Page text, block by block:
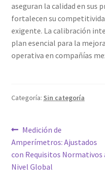
aseguran la calidad en sus
fortalecen su
exigente. La calibración
plan esencial para la
operativa en compañías
Categoría: Sin categoría
Navegación
de
entradas
Entrada
anterior:
Medición de
Amperímetros: Ajustados
con Requisitos Normativos
Nivel Global